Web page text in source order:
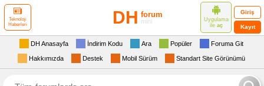
Teknoloji
Haberleri
DH forum
mini
Uygulama
ile aç
Giriş
Kayıt
DH Anasayfa İndirim Kodu Ara Popüler Foruma Git
Hakkımızda Destek Mobil Sürüm Standart Site Görünümü